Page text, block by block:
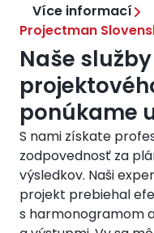
Více informací
Projectman
Naše
ponúkame
S nami získate
zodpovednosť za
výsledkov. Naši
projekt prebiehal
s harmonogramom